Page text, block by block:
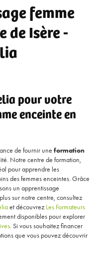
femme
de Isère -
pour votre
enceinte en
de fournir une formation
Notre centre de formation,
pour apprendre les
des femmes enceintes. Grâce
un apprentissage
sur notre centre, consultez
et découvrezLes Formateurs
disponibles pour explorer
. Si vous souhaitez financer
que vous pouvez découvrir